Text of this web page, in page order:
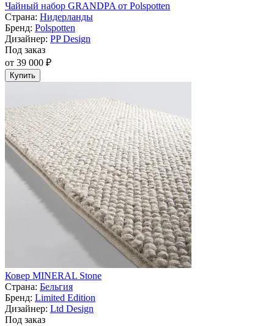
Чайный набор GRANDPA от Polspotten
Страна: Нидерланды
Бренд: Polspotten
Дизайнер: PP Design
Под заказ
от 39 000 ₽
Купить
Ковер MINERAL Stone
Страна: Бельгия
Бренд: Limited Edition
Дизайнер: Ltd Design
Под заказ